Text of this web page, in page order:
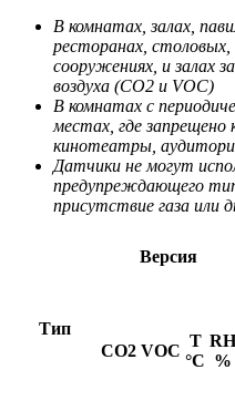
В комнатах, залах,
ресторанах,
сооружениях, и залах
воздуха (СO2 и VOC)
В комнатах с
местах, где запрещено
кинотеатры,
Датчики не могут
предупреждающего
присутствие газа или
Тип
Версия
CO2 VOC
Т
°C
RH
%